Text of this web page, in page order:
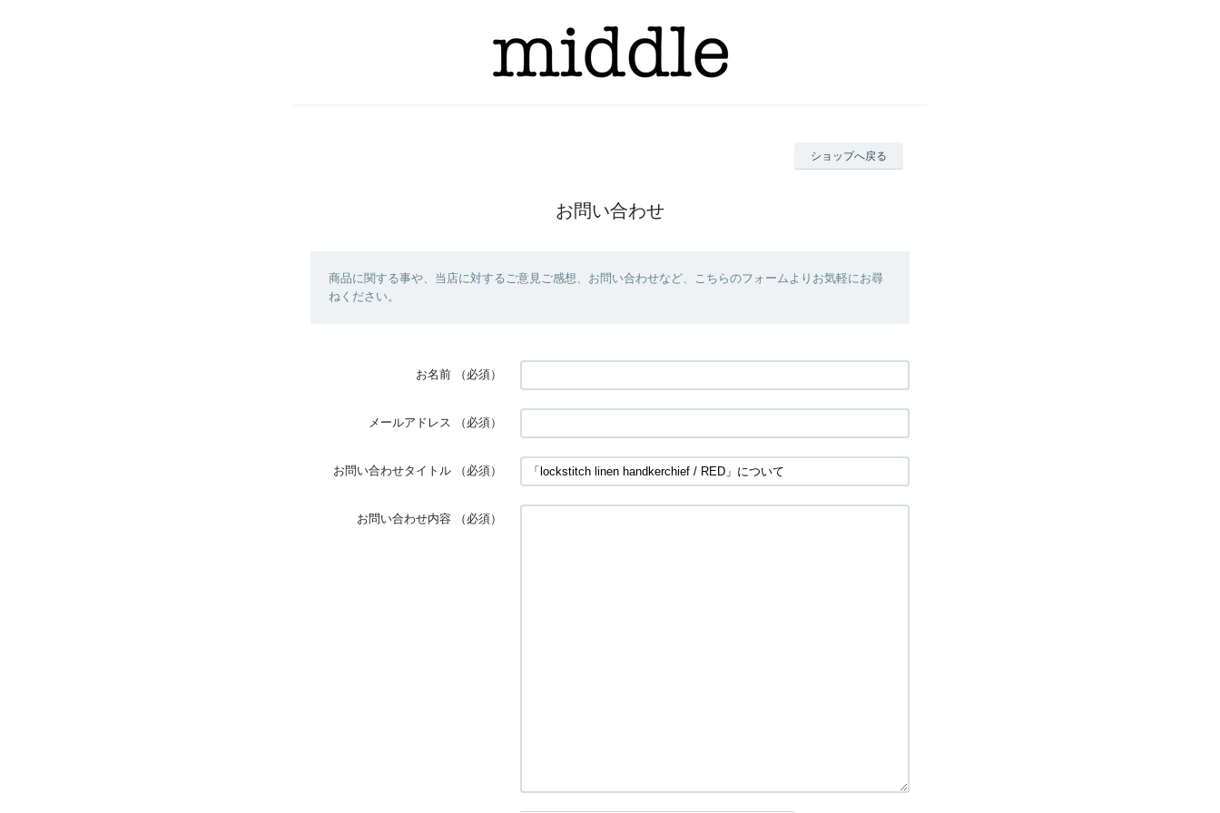
ショップへ戻る
お問い合わせ
商品に関する事や、当店に対するご意見ご感想、お問い合わせなど、こちらのフォームよりお気軽にお尋
ねください。
お名前 （必須）
メールアドレス （必須）
お問い合わせタイトル （必須）
お問い合わせ内容 （必須）